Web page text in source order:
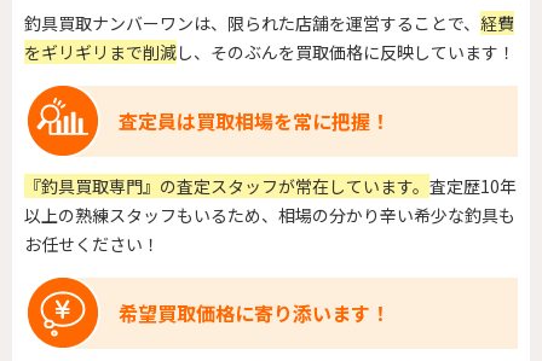
釣具買取ナンバーワンは、限られた店舗を運営することで、 経費
をギリギリまで削減し、そのぶんを買取価格に反映しています！
査定員は買取相場を常に把握！
『釣具買取専門』の査定スタッフが常在しています。 査定歴10年
以上の熟練スタッフもいるため、相場の分かり辛い希少な釣具も
お任せください！
希望買取価格に寄り添います！